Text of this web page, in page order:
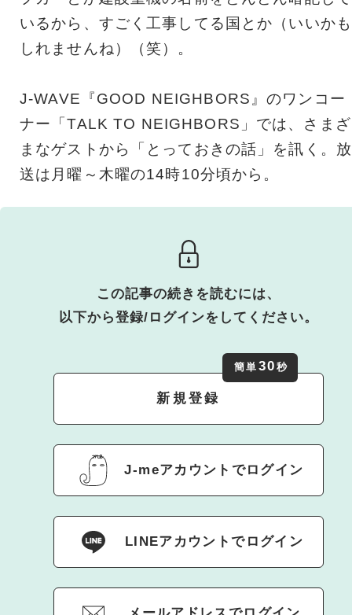
いるから、すごく工事してる国とか（いいかも
しれませんね）（笑）。
J-WAVE『GOOD NEIGHBORS』のワンコー
ナー「TALK TO NEIGHBORS」では、さまざ
まなゲストから「とっておきの話」を訊く。放
送は月曜～木曜の14時10分頃から。
この記事の続きを読むには、
以下から登録/ログインをしてください。
新規登録
簡単 30 秒
J-meアカウントでログイン
LINEアカウントでログイン